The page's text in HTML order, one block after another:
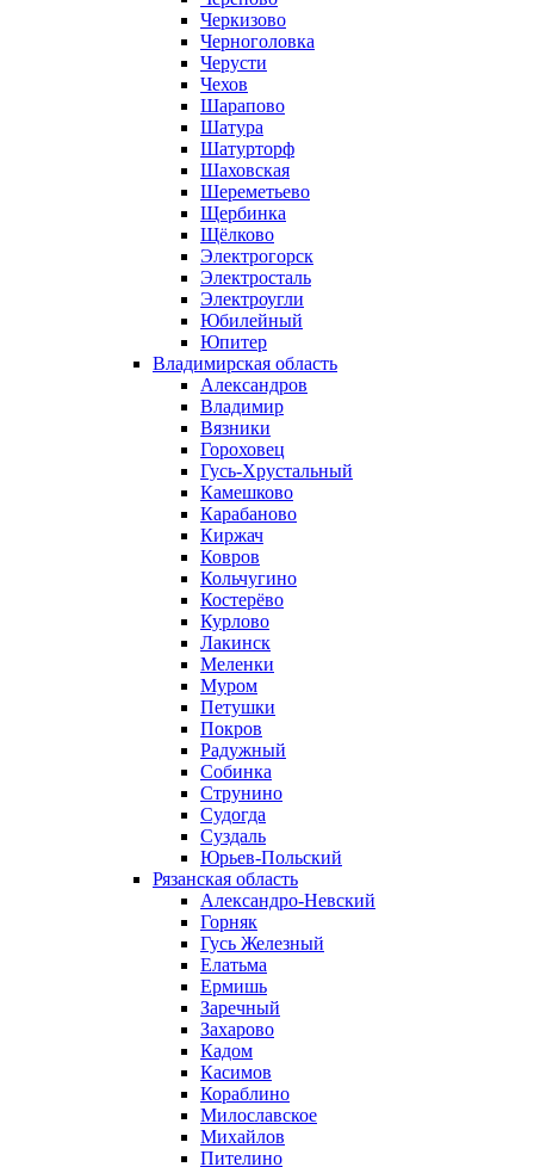
Черкизово
Черноголовка
Черусти
Чехов
Шарапово
Шатура
Шатурторф
Шаховская
Шереметьево
Щербинка
Щёлково
Электрогорск
Электросталь
Электроугли
Юбилейный
Юпитер
Владимирская область
Александров
Владимир
Вязники
Гороховец
Гусь-Хрустальный
Камешково
Карабаново
Киржач
Ковров
Кольчугино
Костерёво
Курлово
Лакинск
Меленки
Муром
Петушки
Покров
Радужный
Собинка
Струнино
Судогда
Суздаль
Юрьев-Польский
Рязанская область
Александро-Невский
Горняк
Гусь Железный
Елатьма
Ермишь
Заречный
Захарово
Кадом
Касимов
Кораблино
Милославское
Михайлов
Пителино